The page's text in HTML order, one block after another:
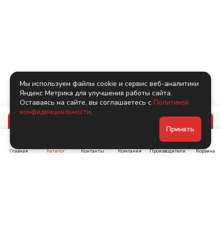
Главная Каталог Контакты Компания Производители Корзина
Мы используем файлы cookie и сервис веб-аналитики
Яндекс Метрика для улучшения работы сайта.
Оставаясь на сайте, вы соглашаетесь с Политикой
конфиденциальности.
Принять